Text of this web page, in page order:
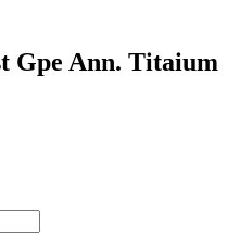
Gpe Ann. Titaium